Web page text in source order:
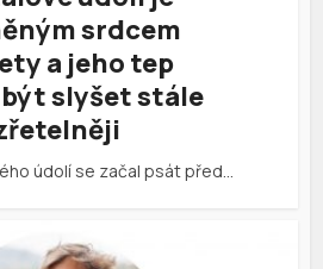
srdcem
a jeho tep
slyšet stále
údolí se začal psát před…